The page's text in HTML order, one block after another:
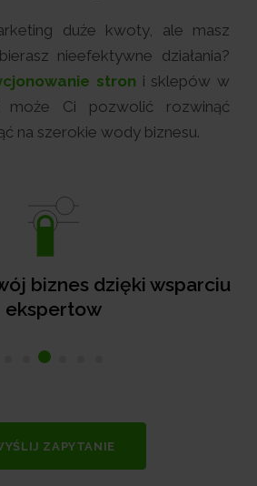
duże kwoty, ale masz
nieefektywne działania?
stron i sklepów w
może Ci pozwolić rozwinąć
na szerokie wody biznesu.
Dotrzesz do
ZAPYTANIE